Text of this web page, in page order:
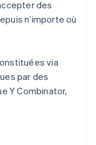
des
n’importe où
via
par des
Y Combinator,